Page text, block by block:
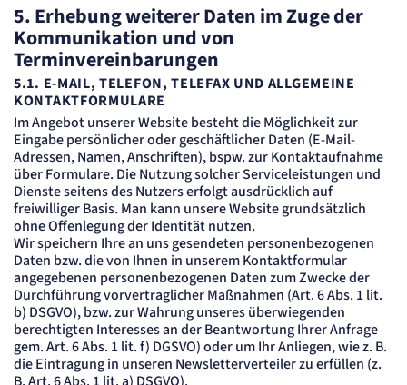
5. Erhebung weiterer Daten im Zuge der
Kommunikation und von
Terminvereinbarungen
5.1. E-MAIL, TELEFON, TELEFAX UND ALLGEMEINE
KONTAKTFORMULARE
Im Angebot unserer Website besteht die Möglichkeit zur
Eingabe persönlicher oder geschäftlicher Daten (E-Mail-
Adressen, Namen, Anschriften), bspw. zur Kontaktaufnahme
über Formulare. Die Nutzung solcher Serviceleistungen und
Dienste seitens des Nutzers erfolgt ausdrücklich auf
freiwilliger Basis. Man kann unsere Website grundsätzlich
ohne Offenlegung der Identität nutzen.
Wir speichern Ihre an uns gesendeten personenbezogenen
Daten bzw. die von Ihnen in unserem Kontaktformular
angegebenen personenbezogenen Daten zum Zwecke der
Durchführung vorvertraglicher Maßnahmen (Art. 6 Abs. 1 lit.
b) DSGVO), bzw. zur Wahrung unseres überwiegenden
berechtigten Interesses an der Beantwortung Ihrer Anfrage
gem. Art. 6 Abs. 1 lit. f) DGSVO) oder um Ihr Anliegen, wie z. B.
die Eintragung in unseren Newsletterverteiler zu erfüllen (z.
B. Art. 6 Abs. 1 lit. a) DSGVO).